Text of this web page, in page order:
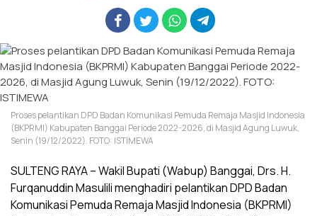
Proses pelantikan DPD Badan Komunikasi Pemuda Remaja Masjid Indonesia
(BKPRMI) Kabupaten Banggai Periode 2022-2026, di Masjid Agung Luwuk,
Senin (19/12/2022). FOTO: ISTIMEWA
SULTENG RAYA – Wakil Bupati (Wabup) Banggai, Drs. H.
Furqanuddin Masulili menghadiri pelantikan DPD Badan
Komunikasi Pemuda Remaja Masjid Indonesia (BKPRMI)